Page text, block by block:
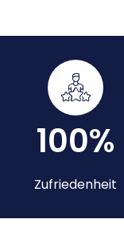
100%
Zufriedenheit